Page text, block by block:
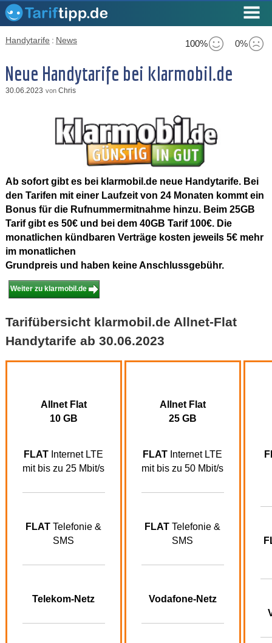
100% 0%
Handytarife : News
Neue Handytarife bei klarmobil.de
30.06.2023 von Chris
Ab sofort gibt es bei klarmobil.de neue Handytarife. Bei
den Tarifen mit einer Laufzeit von 24 Monaten kommt ein
Bonus für die Rufnummermitnahme hinzu. Beim 25GB
Tarif gibt es 50€ und bei dem 40GB Tarif 100€. Die
monatlichen kündbaren Verträge kosten jeweils 5€ mehr
im monatlichen
Grundpreis und haben keine Anschlussgebühr.
Weiter zu klarmobil.de
Tarifübersicht klarmobil.de Allnet-Flat
Handytarife ab 30.06.2023
Allnet Flat
10 GB
FLAT Internet LTE
mit bis zu 25 Mbit/s
FLAT Telefonie &
SMS
Telekom-Netz
Allnet Flat
25 GB
FLAT Internet LTE
mit bis zu 50 Mbit/s
FLAT Telefonie &
SMS
Vodafone-Netz